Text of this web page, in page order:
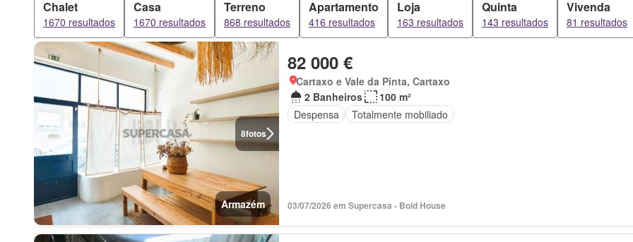
Chalet
1670 resultados
Casa
1670 resultados
Terreno
868 resultados
Apartamento
416 resultados
Loja
163 resultados
Quinta
143 resultados
Vivenda
81 resultados
8fotos
Armazém
82 000 €
Cartaxo e Vale da Pinta, Cartaxo
2 Banheiros
100 m²
Despensa
Totalmente mobiliado
03/07/2026 em Supercasa - Bold House